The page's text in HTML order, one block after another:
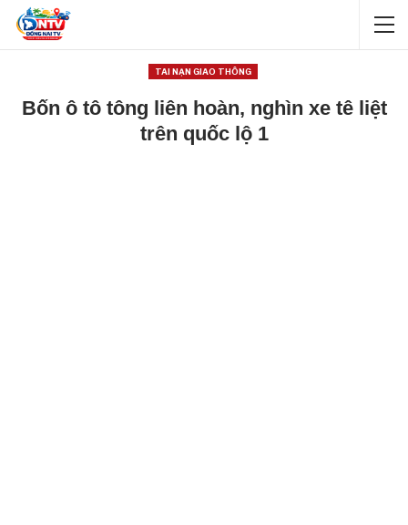
TAI NẠN GIAO THÔNG
Bốn ô tô tông liên hoàn, nghìn xe tê liệt
trên quốc lộ 1